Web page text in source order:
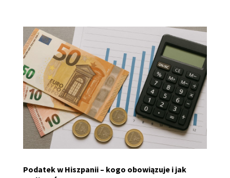
Podatek w Hiszpanii – kogo obowiązuje i jak